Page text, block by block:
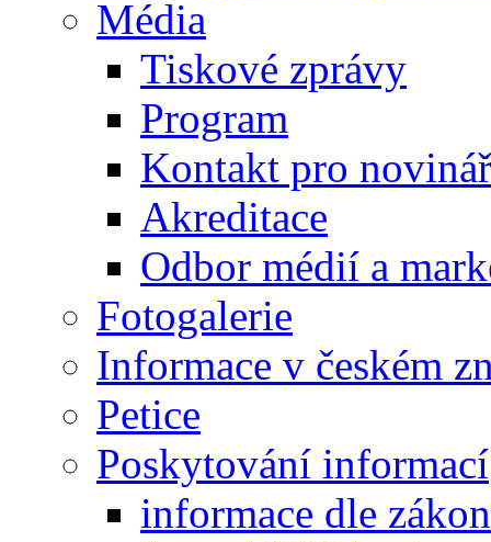
Média
Tiskové zprávy
Program
Kontakt pro
Akreditace
Odbor médií a
Fotogalerie
Informace v českém
Petice
Poskytování informací
informace dle